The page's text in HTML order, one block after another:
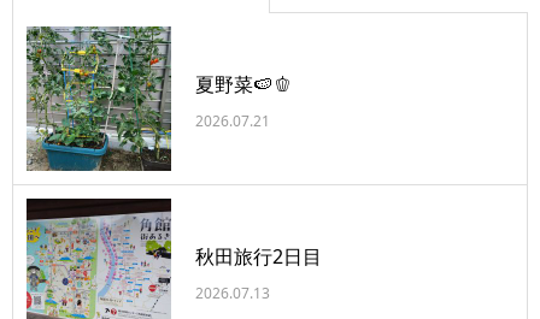
夏野菜🍉🫑
2026.07.21
秋田旅行2日目
2026.07.13